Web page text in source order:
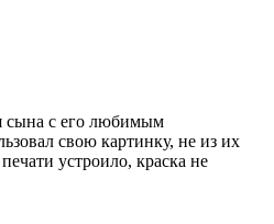
сына с его любимым
свою картинку, не из их
устроило, краска не